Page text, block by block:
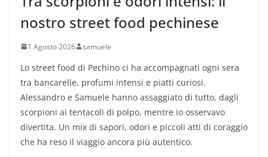
nostro street food pechinese
1 Agosto 2026 samuele
Lo street food di Pechino ci ha accompagnati ogni sera
tra bancarelle, profumi intensi e piatti curiosi.
Alessandro e Samuele hanno assaggiato di tutto, dagli
scorpioni ai tentacoli di polpo, mentre io osservavo
divertita. Un mix di sapori, odori e piccoli atti di coraggio
che ha reso il viaggio ancora più autentico.